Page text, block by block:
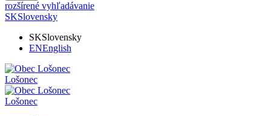
rozšírené vyhľadávanie
SKSlovensky
SKSlovensky
ENEnglish
Lošonec
Lošonec